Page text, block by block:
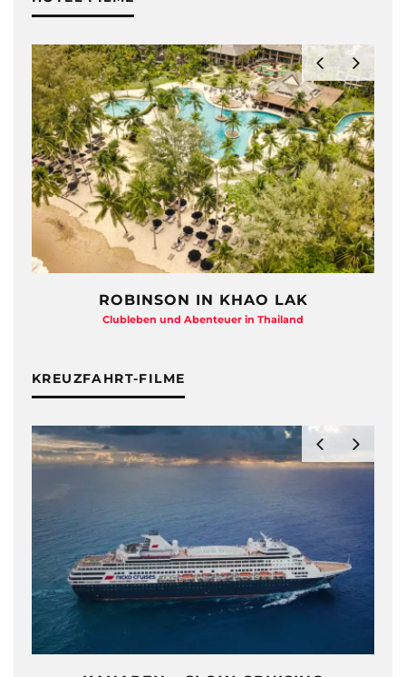
ROBINSON IN KHAO LAK
Clubleben und Abenteuer in Thailand
KREUZFAHRT-FILME